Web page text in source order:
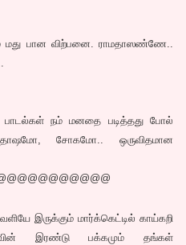
மது பான விற்பனை. ராமதாஸண்ணே..
பாடல்கள் நம் மனதை படித்தது போல்
சோகமோ.. ஒருவிதமான
இருக்கும் மார்க்கெட்டில் காய்கறி
இரண்டு பக்கமும் தங்கள்